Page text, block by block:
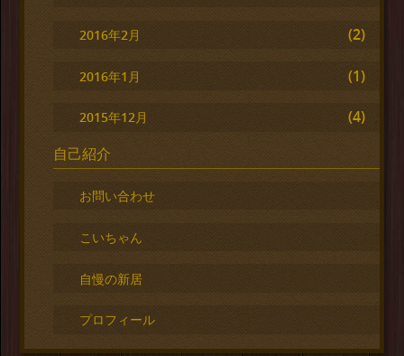
2016年2月 (2)
2016年1月 (1)
2015年12月
(4)
自己紹介
お問い合わせ
こいちゃん
自慢の新居
プロフィール